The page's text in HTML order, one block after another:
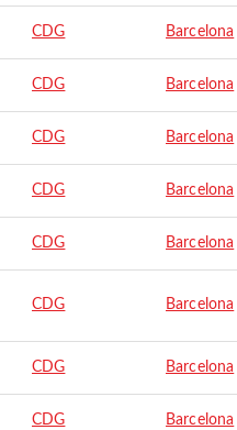
CDG Barcelona
CDG Barcelona
CDG Barcelona
CDG Barcelona
CDG Barcelona
CDG Barcelona
CDG Barcelona
CDG Barcelona